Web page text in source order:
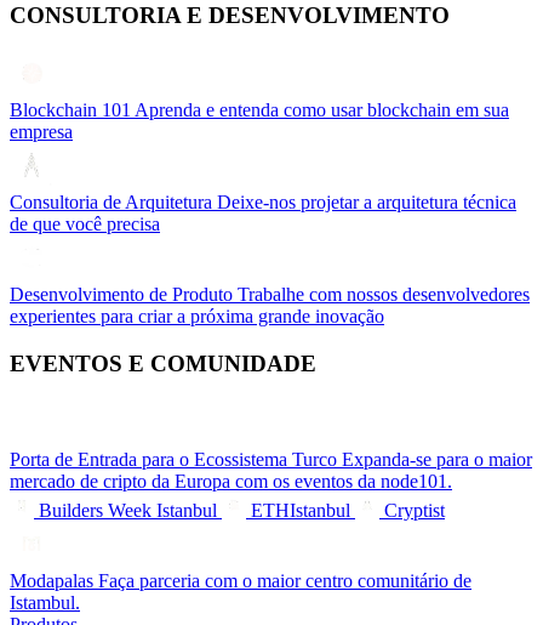
CONSULTORIA E DESENVOLVIMENTO
Blockchain 101 Aprenda e entenda como usar blockchain em sua
empresa
Consultoria de Arquitetura Deixe-nos projetar a arquitetura técnica
de que você precisa
Desenvolvimento de Produto Trabalhe com nossos desenvolvedores
experientes para criar a próxima grande inovação
EVENTOS E COMUNIDADE
Porta de Entrada para o Ecossistema Turco Expanda-se para o maior
mercado de cripto da Europa com os eventos da node101.
Builders Week Istanbul
ETHIstanbul Cryptist
Modapalas Faça parceria com o maior centro comunitário de
Istambul.